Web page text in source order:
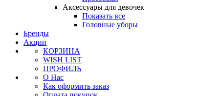
Аксессуары для девочек
Показать все
Головные уборы
Бренды
Акции
КОРЗИНА
WISH LIST
ПРОФИЛЬ
О Нас
Как оформить заказ